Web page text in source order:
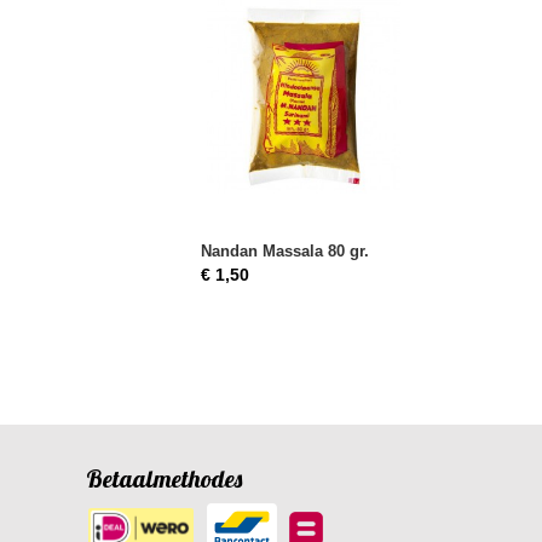
Nandan Massala 80 gr.
€ 1,50
Betaalmethodes